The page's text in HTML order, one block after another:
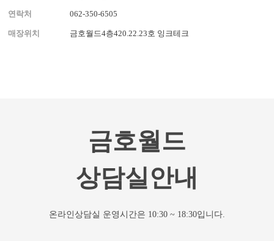
연락처 062-350-6505
매장위치 금호월드4층420.22.23호 잉크테크
금호월드
상담실안내
온라인상담실 운영시간은 10:30 ~ 18:30입니다.